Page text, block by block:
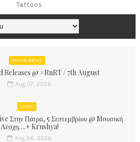
Tattoos
MUSIC NEWS
@ #RnRT / 7th August
Aug 07, 2026
LIVES
Στην Πάτρα, 5 Σεπτεμβρίου @ Moυσική
Λέσχη….+ Krushya!
Aug 06, 2026